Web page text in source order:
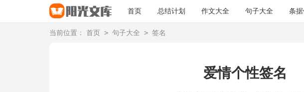
首页 总结计划 作文大全 句子大全 条
当前位置： 首页 > 句子大全 > 签名
爱情个性签名